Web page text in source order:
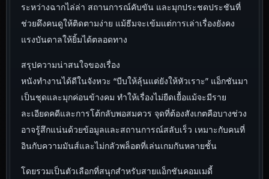
ระหว่างฉากไล่ล่า สถานการณ์คับขัน และมุกประชดประชันที่
ช่วยดึงคนดูให้ติดตามง่าย แม้ธีมจะเข้มแต่การเล่าเรื่องยังคง
แรงบันดาลให้ยิ้มได้ตลอดทาง
สรุปความน่าสนใจของเรื่อง
หนังทำงานได้ดีในจังหวะ “บีบให้ลุ้นแต่ยังให้หัวเราะ” แอ็กชันมา
เป็นชุดและมุกค่อนข้างคม ทำให้เรื่องไม่ยืดเยื้อแม้จะมีราย
ละเอียดคดีและการโต้กลับพอสมควร จุดที่ต้องสังเกตคือบางช่วง
อาจรู้สึกแน่นด้วยข้อมูลและสถานการณ์สลับเร็ว เหมาะกับคนที่
อินกับความมันส์และไม่กลัวพล็อตที่เล่นเกมกันหลายชั้น
โดยรวมเป็นตัวเลือกที่สนุกสำหรับสายแอ็กชันคอมเมดี้